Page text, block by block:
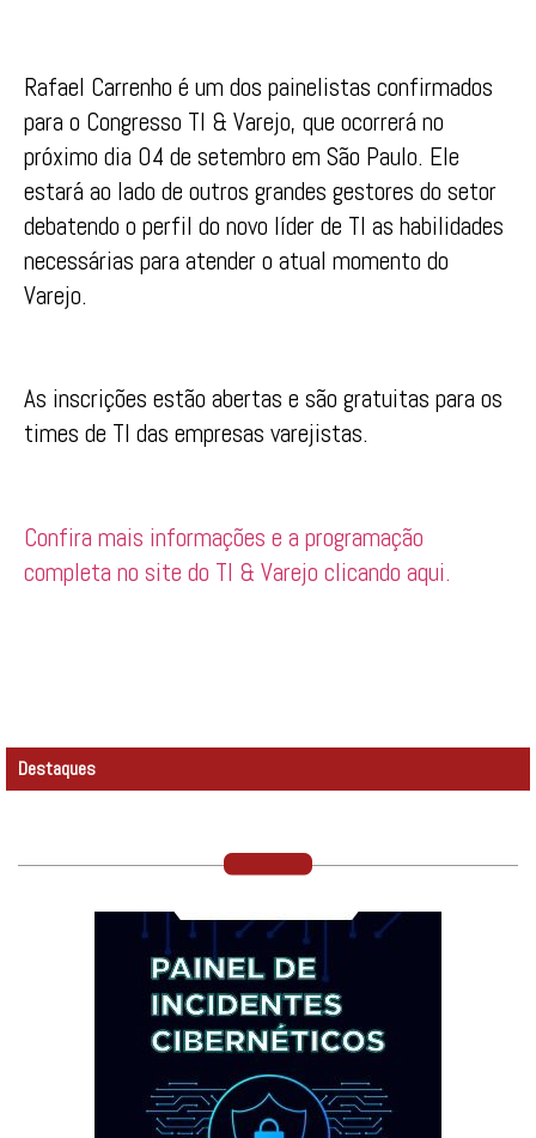
Rafael Carrenho é um dos painelistas confirmados
para o Congresso TI & Varejo, que ocorrerá no
próximo dia 04 de setembro em São Paulo. Ele
estará ao lado de outros grandes gestores do setor
debatendo o perfil do novo líder de TI as habilidades
necessárias para atender o atual momento do
Varejo.
As inscrições estão abertas e são gratuitas para os
times de TI das empresas varejistas.
Confira mais informações e a programação
completa no site do TI & Varejo clicando aqui.
Destaques